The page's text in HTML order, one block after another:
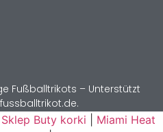
Fußballtrikots – Unterstützt
Sklep Buty korki
Miami Heat